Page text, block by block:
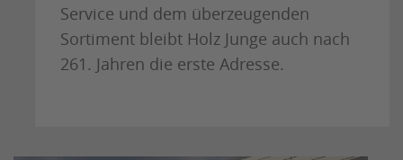
Service und dem überzeugenden
Sortiment bleibt Holz Junge auch nach
261. Jahren die erste Adresse.